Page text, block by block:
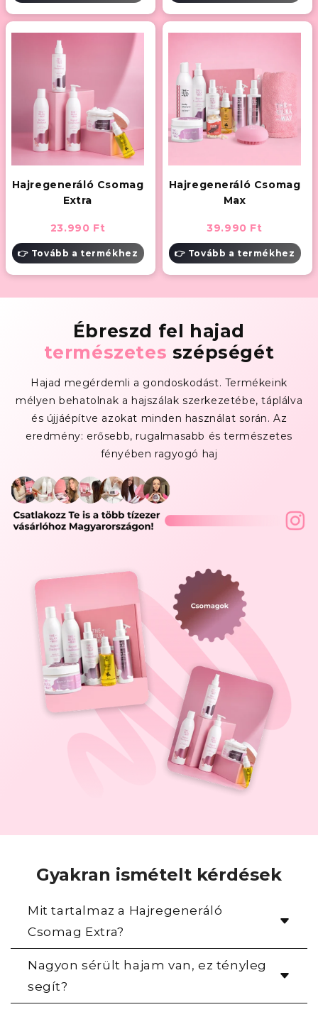
Hajregeneráló Csomag
Extra
23.990 Ft
👉 Tovább a termékhez
Hajregeneráló Csomag
Max
39.990 Ft
👉 Tovább a termékhez
Ébreszd fel hajad
természetes szépségét
Hajad megérdemli a gondoskodást. Termékeink
mélyen behatolnak a hajszálak szerkezetébe, táplálva
és újjáépítve azokat minden használat során. Az
eredmény: erősebb, rugalmasabb és természetes
fényében ragyogó haj
Gyakran ismételt kérdések
Mit tartalmaz a Hajregeneráló
Csomag Extra?
5 termékünket tartalmazza:
1. Hajregeneráló Sampon (275 ml.)
Nagyon sérült hajam van, ez tényleg
segít?